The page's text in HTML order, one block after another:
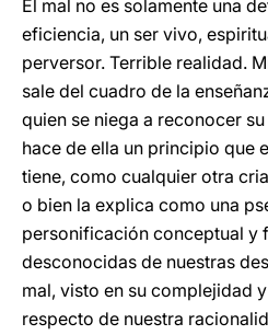
El mal no es solamente una
eficiencia, un ser vivo,
perversor. Terrible realidad.
sale del cuadro de la
quien se niega a reconocer
hace de ella un principio que
tiene, como cualquier otra
o bien la explica como una
personificación conceptual y
desconocidas de nuestras
mal, visto en su complejidad
respecto de nuestra